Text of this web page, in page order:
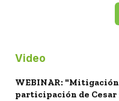
Video
WEBINAR:
participación de Cesar